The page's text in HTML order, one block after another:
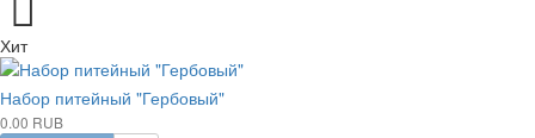
Хит
Набор питейный "Гербовый"
0.00 RUB